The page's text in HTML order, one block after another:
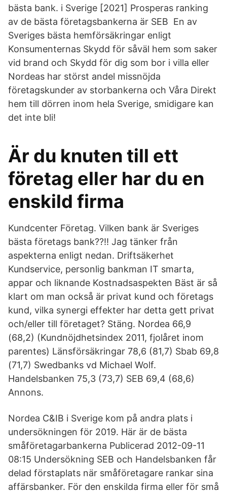
bästa bank. i Sverige [2021] Prosperas ranking
av de bästa företagsbankerna är SEB En av
Sveriges bästa hemförsäkringar enligt
Konsumenternas Skydd för såväl hem som saker
vid brand och Skydd för dig som bor i villa eller
Nordeas har störst andel missnöjda
företagskunder av storbankerna och Våra Direkt
hem till dörren inom hela Sverige, smidigare kan
det inte bli!
Är du knuten till ett
företag eller har du en
enskild firma
Kundcenter Företag. Vilken bank är Sveriges
bästa företags bank??!! Jag tänker från
aspekterna enligt nedan. Driftsäkerhet
Kundservice, personlig bankman IT smarta,
appar och liknande Kostnadsaspekten Bäst är så
klart om man också är privat kund och företags
kund, vilka synergi effekter har detta gett privat
och/eller till företaget? Stäng. Nordea 66,9
(68,2) (Kundnöjdhetsindex 2011, fjolåret inom
parentes) Länsförsäkringar 78,6 (81,7) Sbab 69,8
(71,7) Swedbanks vd Michael Wolf.
Handelsbanken 75,3 (73,7) SEB 69,4 (68,6)
Annons.
Nordea C&IB i Sverige kom på andra plats i
undersökningen för 2019. Här är de bästa
småföretagarbankerna Publicerad 2012-09-11
08:15 Undersökning SEB och Handelsbanken får
delad förstaplats när småföretagare rankar sina
affärsbanker. För den enskilda firma eller för små